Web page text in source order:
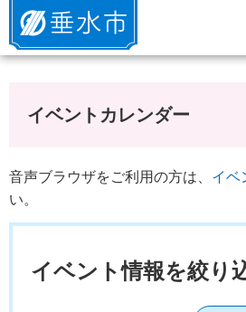
垂水市
イベントカレンダー
音声ブラウザをご利用の方は、 イベ
い。
イベント情報を絞り